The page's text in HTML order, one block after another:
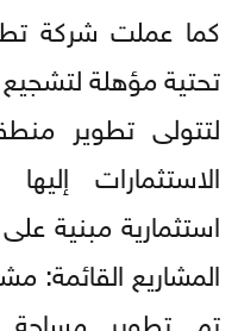
كما عملت شركة
تحتية مؤهلة
لتتولى تطوير
الاستثمارات
استثمارية مبنية على
المشاريع القائمة:
تم تطوير مساحة